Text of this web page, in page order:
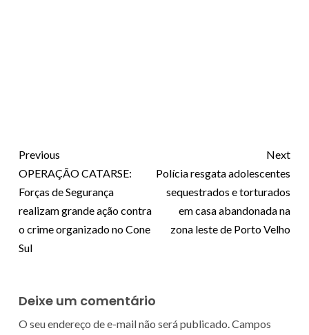
Previous
OPERAÇÃO CATARSE:
Forças de Segurança
realizam grande ação contra
o crime organizado no Cone
Sul
Next
Polícia resgata adolescentes
sequestrados e torturados
em casa abandonada na
zona leste de Porto Velho
Deixe um comentário
O seu endereço de e-mail não será publicado.Campos